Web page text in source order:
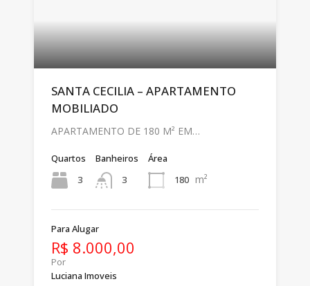
SANTA CECILIA – APARTAMENTO
MOBILIADO
APARTAMENTO DE 180 M² EM…
Quartos
3
Banheiros
3
Área
180 m²
Para Alugar
R$ 8.000,00
Por
Luciana Imoveis